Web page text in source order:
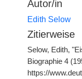
Autor/in
Edith Selow
Zitierweise
Selow, Edith,
Biographie 4
https://